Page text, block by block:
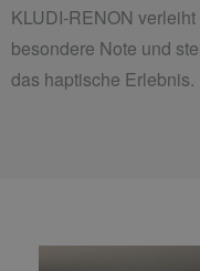
KLUDI-RENON
besondere Note und
das haptische Erlebnis.